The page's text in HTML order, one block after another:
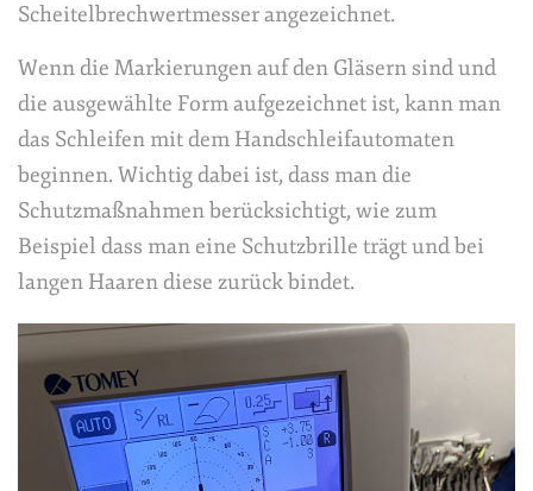
Scheitelbrechwertmesser angezeichnet.
Wenn die Markierungen auf den Gläsern sind und
die ausgewählte Form aufgezeichnet ist, kann man
das Schleifen mit dem Handschleifautomaten
beginnen. Wichtig dabei ist, dass man die
Schutzmaßnahmen berücksichtigt, wie zum
Beispiel dass man eine Schutzbrille trägt und bei
langen Haaren diese zurück bindet.